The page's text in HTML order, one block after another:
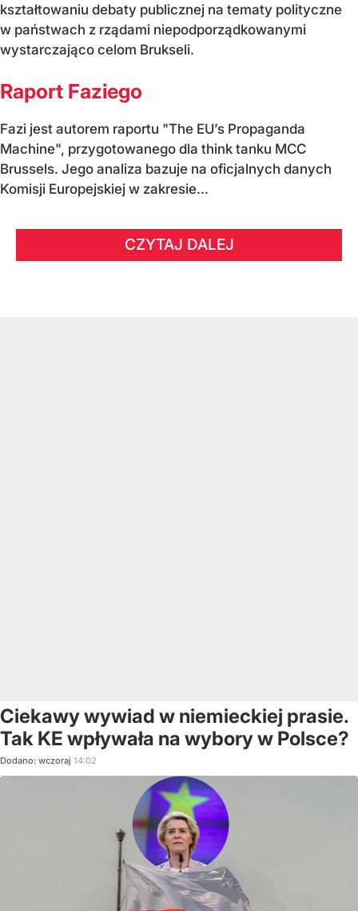
kształtowaniu debaty publicznej na tematy polityczne
w państwach z rządami niepodporządkowanymi
wystarczająco celom Brukseli.
Raport Faziego
Fazi jest autorem raportu "The EU’s Propaganda
Machine", przygotowanego dla think tanku MCC
Brussels. Jego analiza bazuje na oficjalnych danych
Komisji Europejskiej w zakresie...
CZYTAJ DALEJ
Ciekawy wywiad w niemieckiej prasie.
Tak KE wpływała na wybory w Polsce?
Dodano: wczoraj 14:02